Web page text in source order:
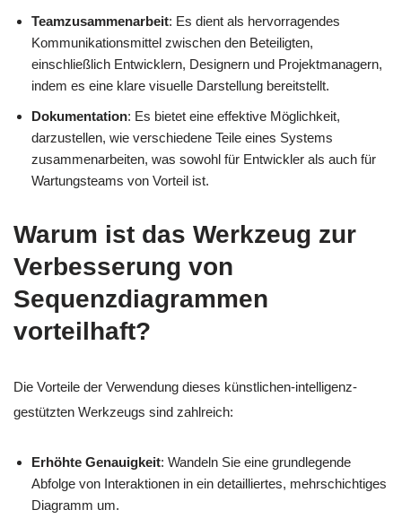
Teamzusammenarbeit: Es dient als hervorragendes
Kommunikationsmittel zwischen den Beteiligten,
einschließlich Entwicklern, Designern und Projektmanagern,
indem es eine klare visuelle Darstellung bereitstellt.
Dokumentation: Es bietet eine effektive Möglichkeit,
darzustellen, wie verschiedene Teile eines Systems
zusammenarbeiten, was sowohl für Entwickler als auch für
Wartungsteams von Vorteil ist.
Warum ist das Werkzeug zur
Verbesserung von
Sequenzdiagrammen
vorteilhaft?
Die Vorteile der Verwendung dieses künstlichen-intelligenz-
gestützten Werkzeugs sind zahlreich:
Erhöhte Genauigkeit: Wandeln Sie eine grundlegende
Abfolge von Interaktionen in ein detailliertes, mehrschichtiges
Diagramm um.